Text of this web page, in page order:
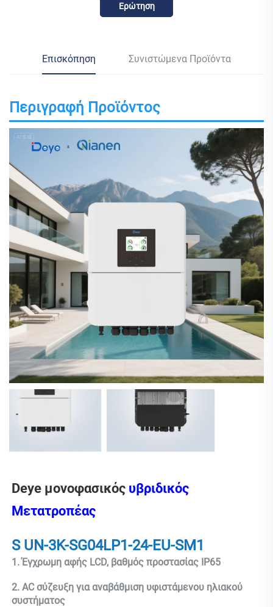
Ερώτηση
Επισκόπηση Συνιστώμενα Προϊόντα
Περιγραφή Προϊόντος
Deye μονοφασικός υβριδικός
Μετατροπέας
S UN-3K-SG04LP1-24-EU-SM1
1. Έγχρωμη αφής LCD, βαθμός προστασίας IP65
2. AC σύζευξη για αναβάθμιση υφιστάμενου ηλιακού
συστήματος